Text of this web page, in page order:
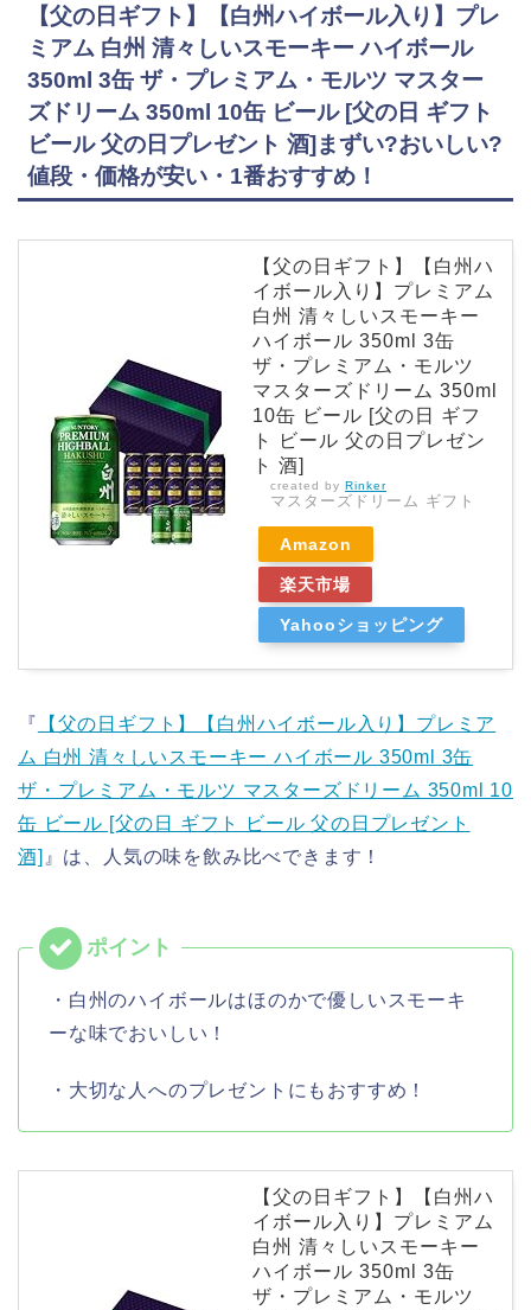
【父の日ギフト】【白州ハイボール入り】プレ
ミアム 白州 清々しいスモーキー ハイボール
350ml 3缶 ザ・プレミアム・モルツ マスター
ズドリーム 350ml 10缶 ビール [父の日 ギフト
ビール 父の日プレゼント 酒]まずい?おいしい?
値段・価格が安い・1番おすすめ！
【父の日ギフト】【白州ハ
イボール入り】プレミアム
白州 清々しいスモーキー
ハイボール 350ml 3缶
ザ・プレミアム・モルツ
マスターズドリーム 350ml
10缶 ビール [父の日 ギフ
ト ビール 父の日プレゼン
ト 酒]
created by Rinker
マスターズドリーム ギフト
Amazon
楽天市場
Yahooショッピング
『
【父の日ギフト】【白州ハイボール入り】プレミア
ム 白州 清々しいスモーキー ハイボール 350ml 3缶
ザ・プレミアム・モルツ マスターズドリーム 350ml 10
缶 ビール [父の日 ギフト ビール 父の日プレゼント
酒] 』は、人気の味を飲み比べできます！
・白州のハイボールはほのかで優しいスモーキ
ーな味でおいしい！
・大切な人へのプレゼントにもおすすめ！
【父の日ギフト】【白州ハ
イボール入り】プレミアム
白州 清々しいスモーキー
ハイボール 350ml 3缶
ザ・プレミアム・モルツ